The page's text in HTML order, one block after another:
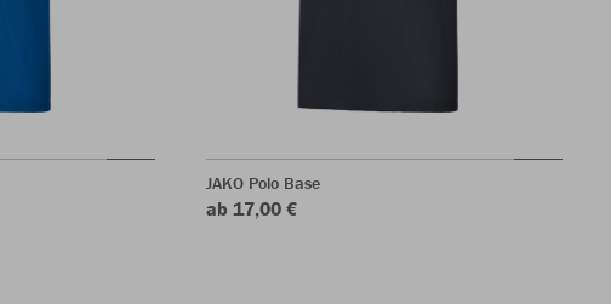
JAKO Polo Base
ab 17,00 €